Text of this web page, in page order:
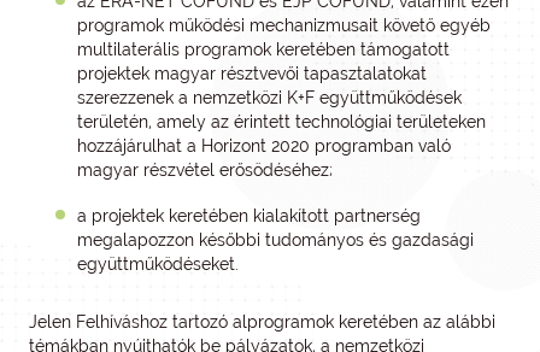
programok működési mechanizmusait követő egyéb
multilaterális programok keretében támogatott
projektek magyar résztvevői tapasztalatokat
szerezzenek a nemzetközi K+F együttműködések
területén, amely az érintett technológiai területeken
hozzájárulhat a Horizont 2020 programban való
magyar részvétel erősödéséhez;
a projektek keretében kialakított partnerség
megalapozzon későbbi tudományos és gazdasági
együttműködéseket.
Jelen Felhíváshoz tartozó alprogramok keretében az alábbi
témákban nyújthatók be pályázatok, a nemzetközi